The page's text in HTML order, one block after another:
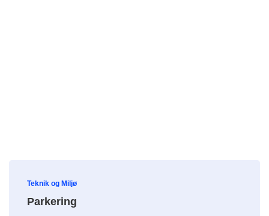
Teknik og Miljø
Parkering